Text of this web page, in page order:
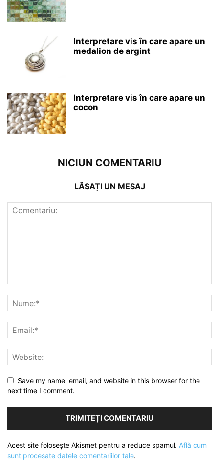
Interpretare vis în care apare un
medalion de argint
Interpretare vis în care apare un
cocon
NICIUN COMENTARIU
LĂSAȚI UN MESAJ
Save my name, email, and website in this browser for the
next time I comment.
Acest site folosește Akismet pentru a reduce spamul. Află cum
sunt procesate datele comentariilor tale.